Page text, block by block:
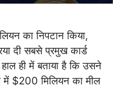
का निपटान किया,
दी सबसे प्रमुख कार्ड
ही में बताया है कि उसने
में $200 मिलियन का मील